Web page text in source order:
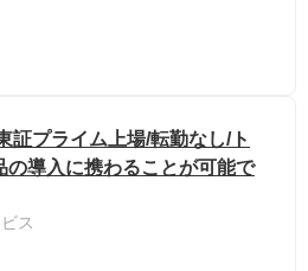
証プライム上場/転勤なし/ト
の導入に携わることが可能で
ス